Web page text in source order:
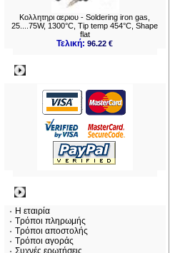
Κολλητηρι αεριου - Soldering iron gas,
25....75W, 1300°C, Tip temp 454°C, Shape
flat
Τελική:96.22 €
Η εταιρία
Τρόποι πληρωμής
Τρόποι αποστολής
Τρόποι αγοράς
Συχνές ερωτήσεις